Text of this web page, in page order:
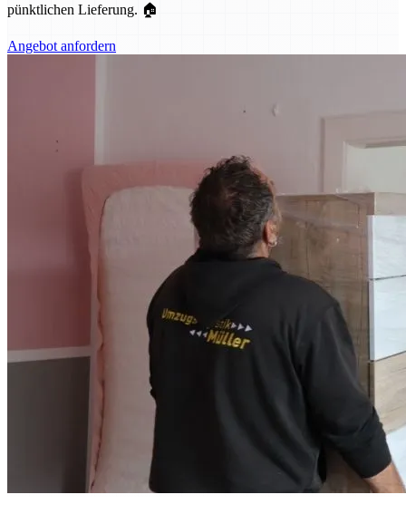
pünktlichen Lieferung. 🏠
Angebot anfordern